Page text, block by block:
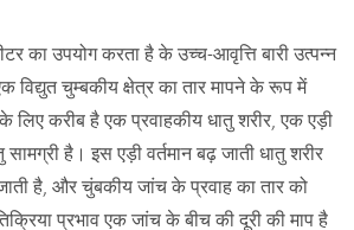
का उपयोग करता है के उच्च-आवृत्ति बारी उत्पन्न
विद्युत चुम्बकीय क्षेत्र का तार मापने के रूप में
करीब है एक प्रवाहकीय धातु शरीर, एक एड़ी
सामग्री है। इस एड़ी वर्तमान बढ़ जाती धातु शरीर
है, और चुंबकीय जांच के प्रवाह का तार को
प्रभाव एक जांच के बीच की दूरी की माप है